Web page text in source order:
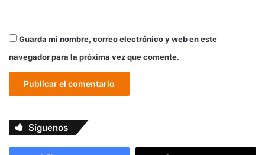
Guarda mi nombre, correo electrónico y web en este
navegador para la próxima vez que comente.
Síguenos